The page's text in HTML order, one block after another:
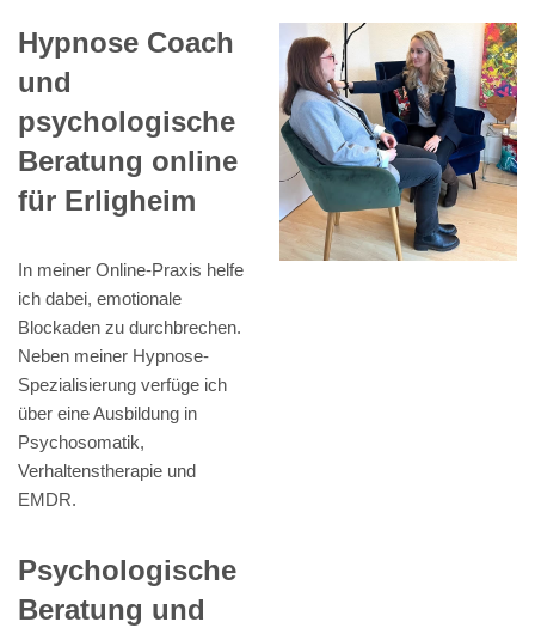
Hypnose Coach
und
psychologische
Beratung online
für Erligheim
In meiner Online-Praxis helfe
ich dabei, emotionale
Blockaden zu durchbrechen.
Neben meiner Hypnose-
Spezialisierung verfüge ich
über eine Ausbildung in
Psychosomatik,
Verhaltenstherapie und
EMDR.
Psychologische
Beratung und